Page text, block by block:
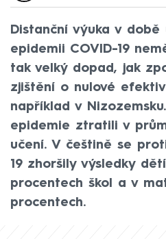
Distanční výuka v
epidemii COVID-19
tak velký dopad, jak
zjištění o nulové
například v
epidemie ztratili v
učení. V češtině se
19 zhoršily výsledky
procentech škol a v
procentech.